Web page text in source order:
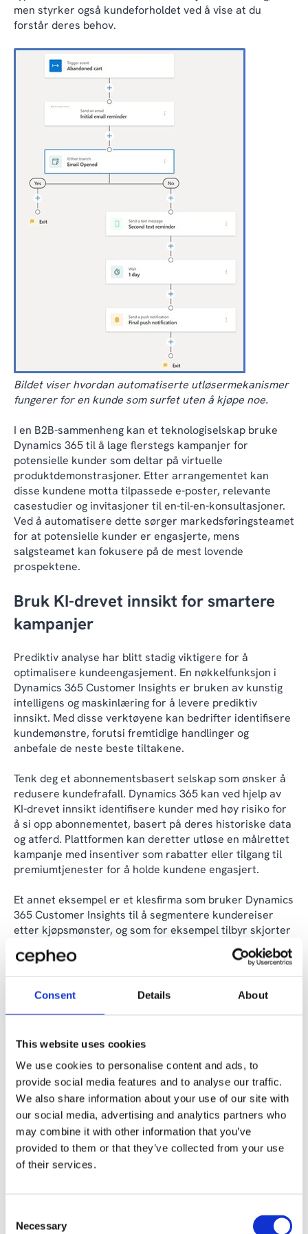
Consent Details About
This website uses cookies
We use cookies to personalise content and ads, to
provide social media features and to analyse our traffic.
We also share information about your use of our site with
our social media, advertising and analytics partners who
may combine it with other information that you’ve
provided to them or that they’ve collected from your use
of their services.
Selection
Necessary
men styrker også kundeforholdet ved å vise at du
forstår deres behov.
Bildet viser hvordan automatiserte utløsermekanismer
fungerer for en kunde som surfet uten å kjøpe noe.
I en B2B-sammenheng kan et teknologiselskap bruke
Dynamics 365 til å lage flerstegs kampanjer for
potensielle kunder som deltar på virtuelle
produktdemonstrasjoner. Etter arrangementet kan
disse kundene motta tilpassede e-poster, relevante
casestudier og invitasjoner til en-til-en-konsultasjoner.
Ved å automatisere dette sørger markedsføringsteamet
for at potensielle kunder er engasjerte, mens
salgsteamet kan fokusere på de mest lovende
prospektene.
Bruk KI-drevet innsikt for smartere
kampanjer
Prediktiv analyse har blitt stadig viktigere for å
optimalisere kundeengasjement. En nøkkelfunksjon i
Dynamics 365 Customer Insights er bruken av kunstig
intelligens og maskinlæring for å levere prediktiv
innsikt. Med disse verktøyene kan bedrifter identifisere
kundemønstre, forutsi fremtidige handlinger og
anbefale de neste beste tiltakene.
Tenk deg et abonnementsbasert selskap som ønsker å
redusere kundefrafall. Dynamics 365 kan ved hjelp av
KI-drevet innsikt identifisere kunder med høy risiko for
å si opp abonnementet, basert på deres historiske data
og atferd. Plattformen kan deretter utløse en målrettet
kampanje med insentiver som rabatter eller tilgang til
premiumtjenester for å holde kundene engasjert.
Et annet eksempel er et klesfirma som bruker Dynamics
365 Customer Insights til å segmentere kundereiser
etter kjøpsmønster, og som for eksempel tilbyr skjorter
til kunder som nylig har kjøpt bukser.
markedsførere fokusere på de kundene med høyest
Dynamics 365 Customer Insights kan virksomheter
kontinuerlig justere atferden, optimalisere kampanjer
og oppnå stadig bedre resultater.